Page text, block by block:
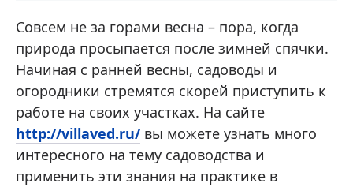
Совсем не за горами весна – пора, когда
природа просыпается после зимней спячки.
Начиная с ранней весны, садоводы и
огородники стремятся скорей приступить к
работе на своих участках. На сайте
http://villaved.ru/вы можете узнать много
интересного на тему садоводства и
применить эти знания на практике в